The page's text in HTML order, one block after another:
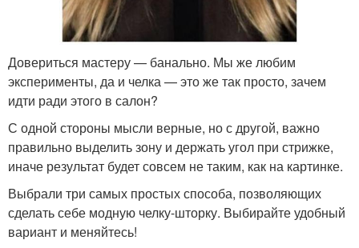
Довериться мастеру — банально. Мы же любим
эксперименты, да и челка — это же так просто, зачем
идти ради этого в салон?
С одной стороны мысли верные, но с другой, важно
правильно выделить зону и держать угол при стрижке,
иначе результат будет совсем не таким, как на картинке.
Выбрали три самых простых способа, позволяющих
сделать себе модную челку-шторку. Выбирайте удобный
вариант и меняйтесь!